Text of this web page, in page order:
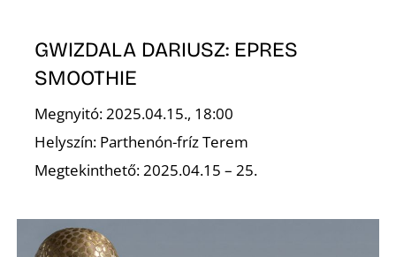
GWIZDALA DARIUSZ: EPRES
SMOOTHIE
Megnyitó: 2025.04.15., 18:00
Helyszín: Parthenón-fríz Terem
Megtekinthető: 2025.04.15 – 25.